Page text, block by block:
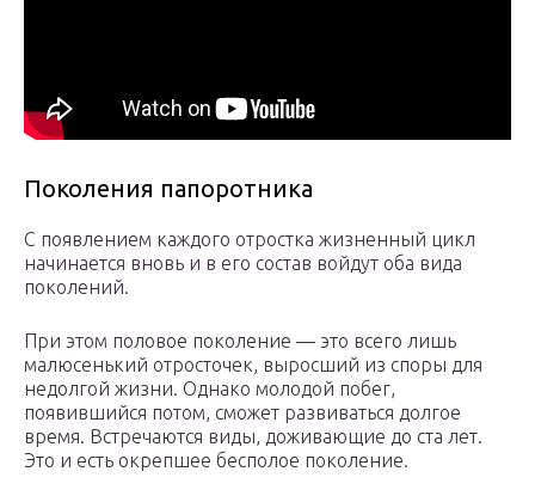
Поколения папоротника
С появлением каждого отростка жизненный цикл
начинается вновь и в его состав войдут оба вида
поколений.
При этом половое поколение — это всего лишь
малюсенький отросточек, выросший из споры для
недолгой жизни. Однако молодой побег,
появившийся потом, сможет развиваться долгое
время. Встречаются виды, доживающие до ста лет.
Это и есть окрепшее бесполое поколение.